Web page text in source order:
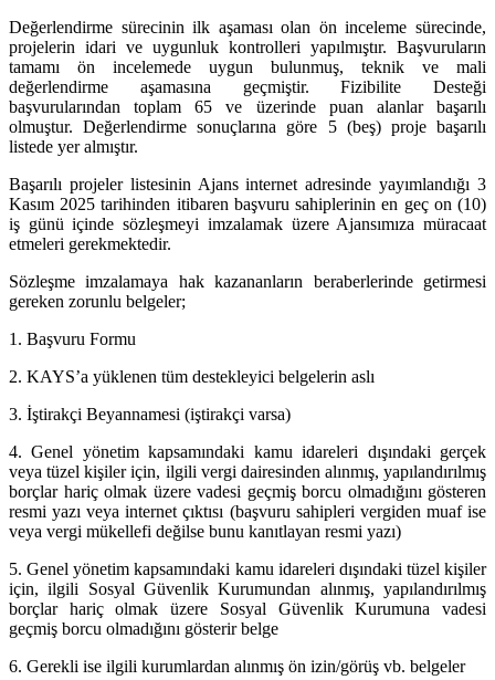
Değerlendirme sürecinin ilk aşaması olan ön inceleme sürecinde,
projelerin idari ve uygunluk kontrolleri yapılmıştır. Başvuruların
tamamı ön incelemede uygun bulunmuş, teknik ve mali
değerlendirme aşamasına geçmiştir. Fizibilite Desteği
başvurularından toplam 65 ve üzerinde puan alanlar başarılı
olmuştur. Değerlendirme sonuçlarına göre 5 (beş) proje başarılı
listede yer almıştır.
Başarılı projeler listesinin Ajans internet adresinde yayımlandığı 3
Kasım 2025 tarihinden itibaren başvuru sahiplerinin en geç on (10)
iş günü içinde sözleşmeyi imzalamak üzere Ajansımıza müracaat
etmeleri gerekmektedir.
Sözleşme imzalamaya hak kazananların beraberlerinde getirmesi
gereken zorunlu belgeler;
1. Başvuru Formu
2. KAYS’a yüklenen tüm destekleyici belgelerin aslı
3. İştirakçi Beyannamesi (iştirakçi varsa)
4. Genel yönetim kapsamındaki kamu idareleri dışındaki gerçek
veya tüzel kişiler için, ilgili vergi dairesinden alınmış, yapılandırılmış
borçlar hariç olmak üzere vadesi geçmiş borcu olmadığını gösteren
resmi yazı veya internet çıktısı (başvuru sahipleri vergiden muaf ise
veya vergi mükellefi değilse bunu kanıtlayan resmi yazı)
5. Genel yönetim kapsamındaki kamu idareleri dışındaki tüzel kişiler
için, ilgili Sosyal Güvenlik Kurumundan alınmış, yapılandırılmış
borçlar hariç olmak üzere Sosyal Güvenlik Kurumuna vadesi
geçmiş borcu olmadığını gösterir belge
6. Gerekli ise ilgili kurumlardan alınmış ön izin/görüş vb. belgeler